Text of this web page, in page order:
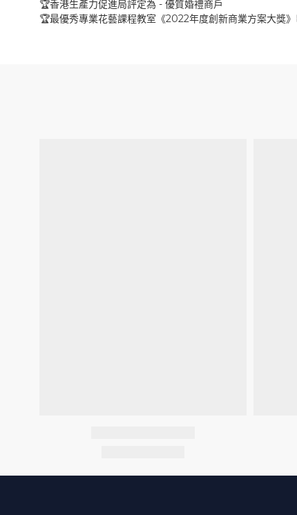
🏆香港生產力促進局評定為 - 優質婚禮商戶
🏆最優秀專業花藝課程教室《2022年度創新商業方案大獎》